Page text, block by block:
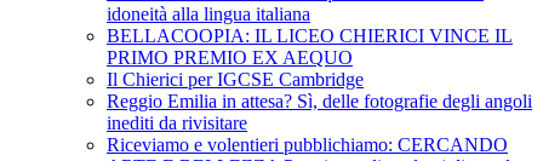
idoneità alla lingua italiana
BELLACOOPIA: IL LICEO CHIERICI VINCE IL
PRIMO PREMIO EX AEQUO
Il Chierici per IGCSE Cambridge
Reggio Emilia in attesa? Sì, delle fotografie degli angoli
inediti da rivisitare
Riceviamo e volentieri pubblichiamo: CERCANDO